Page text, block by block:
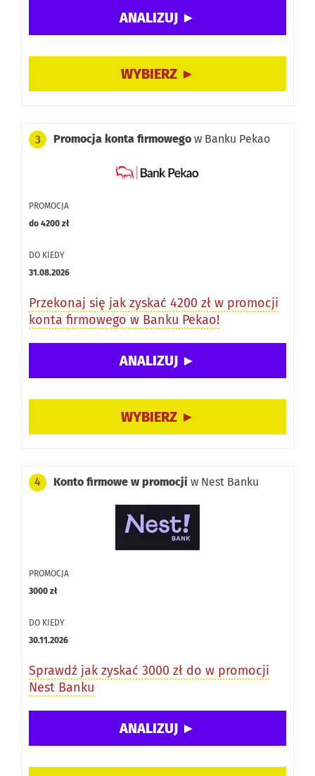
3 Promocja konta firmowego w Banku Pekao
PROMOCJA
do 4200 zł
DO KIEDY
31.08.2026
Przekonaj się jak zyskać 4200 zł w promocji
konta firmowego w Banku Pekao!
4 Konto firmowe w promocji w Nest Banku
PROMOCJA
3000 zł
DO KIEDY
30.11.2026
Sprawdź jak zyskać 3000 zł do w promocji
Nest Banku